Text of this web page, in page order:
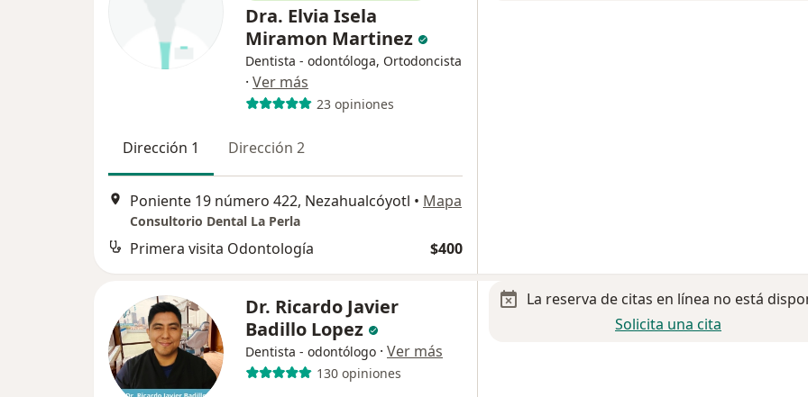
Dra. Elvia Isela
Miramon Martinez
Dentista - odontóloga, Ortodoncista
· Ver más
23 opiniones
Dirección 1 Dirección 2
Poniente 19 número 422, Nezahualcóyotl • Mapa
Consultorio Dental La Perla
Primera visita Odontología $400
Dr. Ricardo Javier
Badillo Lopez
Dentista - odontólogo · Ver más
130 opiniones
La reserva de citas en línea no está
Solicita una cita